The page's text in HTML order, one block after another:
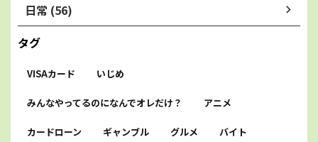
日常 (56)
タグ
VISAカード いじめ
みんなやってるのになんでオレだけ？ アニメ
カードローン ギャンブル グルメ バイト